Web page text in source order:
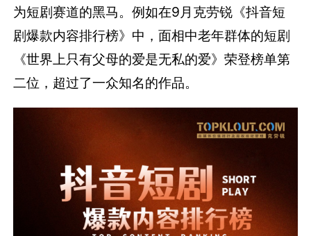
为短剧赛道的黑马。例如在9月克劳锐《抖音短
剧爆款内容排行榜》中，面相中老年群体的短剧
《世界上只有父母的爱是无私的爱》荣登榜单第
二位，超过了一众知名的作品。